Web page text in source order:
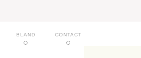
BLAND CONTACT